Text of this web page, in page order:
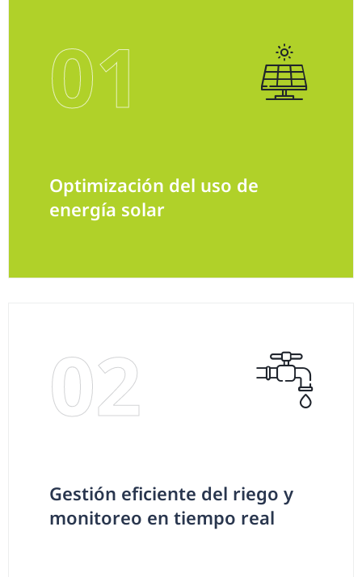
01
Optimización del uso de
energía solar
02
Gestión eficiente del riego y
monitoreo en tiempo real